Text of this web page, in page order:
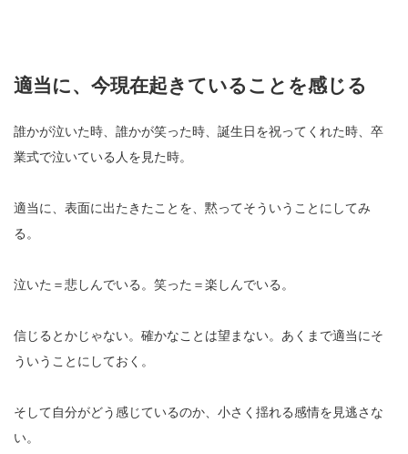
適当に、今現在起きていることを感じる
誰かが泣いた時、誰かが笑った時、誕生日を祝ってくれた時、卒
業式で泣いている人を見た時。
適当に、表面に出たきたことを、黙ってそういうことにしてみ
る。
泣いた＝悲しんでいる。笑った＝楽しんでいる。
信じるとかじゃない。確かなことは望まない。あくまで適当にそ
ういうことにしておく。
そして自分がどう感じているのか、小さく揺れる感情を見逃さな
い。